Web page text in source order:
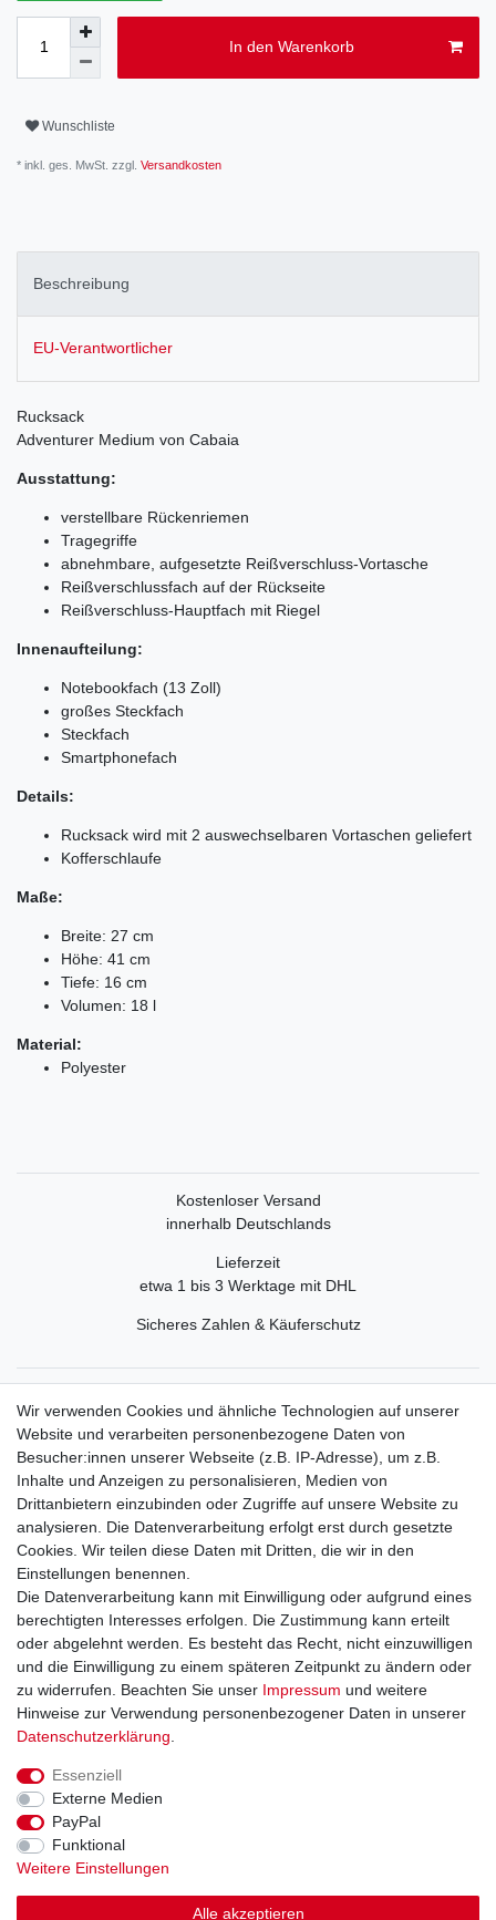
In den Warenkorb
Wunschliste
* inkl. ges. MwSt. zzgl. Versandkosten
Beschreibung
EU-Verantwortlicher
Rucksack
Adventurer Medium von Cabaia
Ausstattung:
verstellbare Rückenriemen
Tragegriffe
abnehmbare, aufgesetzte Reißverschluss-Vortasche
Reißverschlussfach auf der Rückseite
Reißverschluss-Hauptfach mit Riegel
Innenaufteilung:
Notebookfach (13 Zoll)
großes Steckfach
Steckfach
Smartphonefach
Details:
Rucksack wird mit 2 auswechselbaren Vortaschen geliefert
Kofferschlaufe
Maße:
Breite: 27 cm
Höhe: 41 cm
Tiefe: 16 cm
Volumen: 18 l
Material:
Polyester
Kostenloser Versand
innerhalb Deutschlands
Lieferzeit
etwa 1 bis 3 Werktage mit DHL
Sicheres Zahlen & Käuferschutz
Rechtliche Informationen
Widerrufsrecht
Widerrufsformular
Datenschutzerklärung
AGB
Impressum
Vertrag widerrufen Kontakt
Zahlungsarten
Kreditkarte
Lastschrift
Apple Pay
Google Pay
Vorkasse
Wir verwenden Cookies und ähnliche Technologien auf unserer
Website und verarbeiten personenbezogene Daten von
Besucher:innen unserer Webseite (z.B. IP-Adresse), um z.B.
Inhalte und Anzeigen zu personalisieren, Medien von
Drittanbietern einzubinden oder Zugriffe auf unsere Website zu
analysieren. Die Datenverarbeitung erfolgt erst durch gesetzte
Cookies. Wir teilen diese Daten mit Dritten, die wir in den
Einstellungen benennen.
Die Datenverarbeitung kann mit Einwilligung oder aufgrund eines
berechtigten Interesses erfolgen. Die Zustimmung kann erteilt
oder abgelehnt werden. Es besteht das Recht, nicht einzuwilligen
und die Einwilligung zu einem späteren Zeitpunkt zu ändern oder
zu widerrufen. Beachten Sie unser Impressum und weitere
Hinweise zur Verwendung personenbezogener Daten in unserer
Daten­schutz­erklärung
Essenziell
Externe Medien
PayPal
Funktional
Weitere Einstellungen
Alle akzeptieren